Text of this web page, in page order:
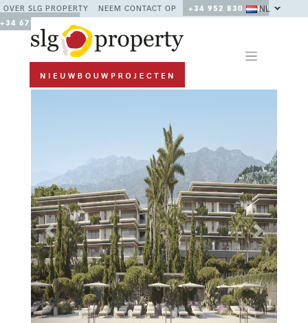
OVER SLG PROPERTY NEEM CONTACT OP
+34 952 830 378 /
+34 677 670 480
NL
Previous Next